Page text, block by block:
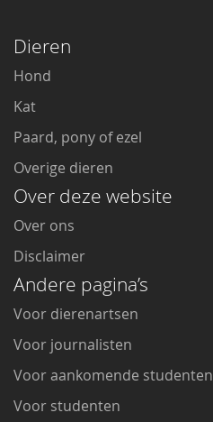
Dieren
Hond
Kat
Paard, pony of ezel
Overige dieren
Over deze website
Over ons
Disclaimer
Andere pagina’s
Voor dierenartsen
Voor journalisten
Voor aankomende studenten
Voor studenten